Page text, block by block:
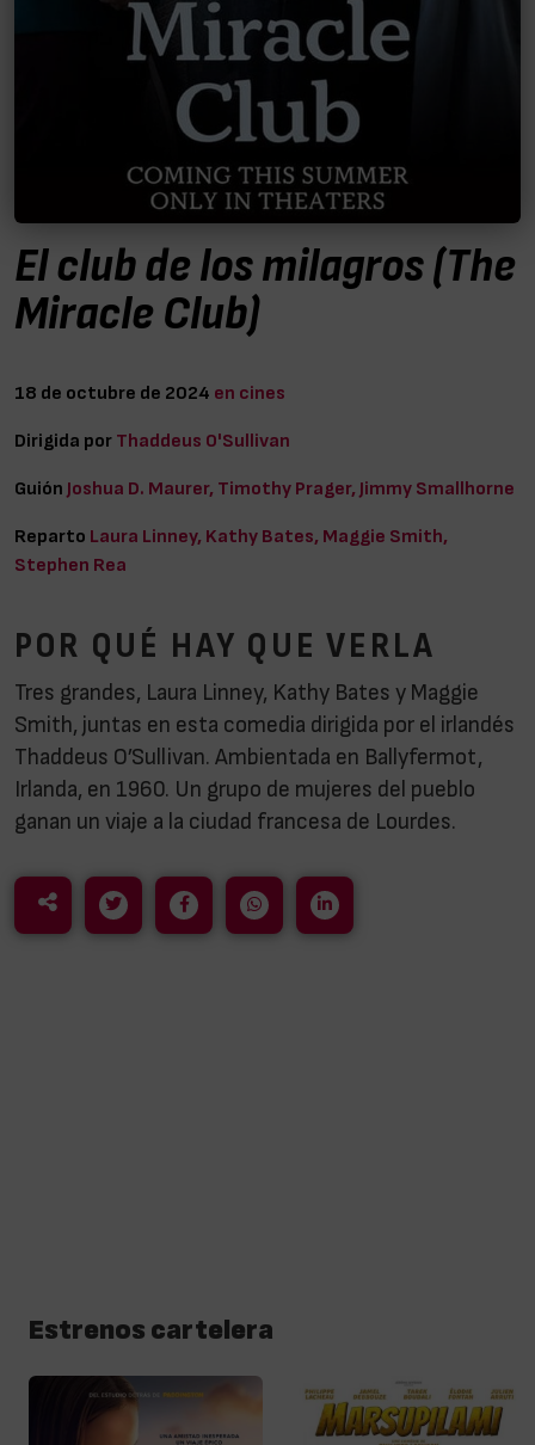
El club de los milagros (The
Miracle Club)
18 de octubre de 2024 en cines
Dirigida por Thaddeus O'Sullivan
Guión Joshua D. Maurer, Timothy Prager, Jimmy Smallhorne
Reparto Laura Linney, Kathy Bates, Maggie Smith,
Stephen Rea
POR QUÉ HAY QUE VERLA
Tres grandes, Laura Linney, Kathy Bates y Maggie
Smith, juntas en esta comedia dirigida por el irlandés
Thaddeus O’Sullivan. Ambientada en Ballyfermot,
Irlanda, en 1960. Un grupo de mujeres del pueblo
ganan un viaje a la ciudad francesa de Lourdes.
Estrenos cartelera